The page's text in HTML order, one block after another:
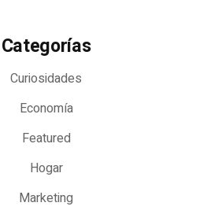
Categorías
Curiosidades
Economía
Featured
Hogar
Marketing